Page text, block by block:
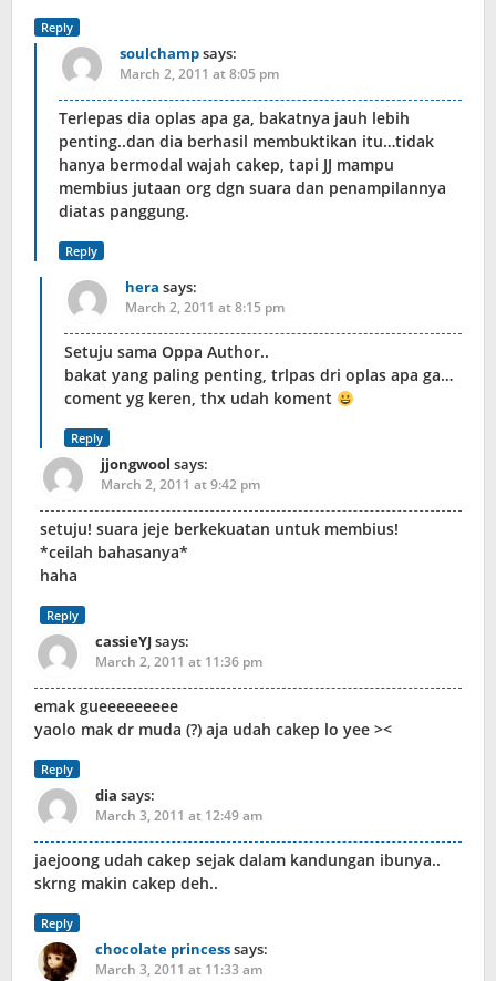
Reply
soulchampsays:
March 2, 2011 at 8:05 pm
Terlepas dia oplas apa ga, bakatnya jauh lebih
penting..dan dia berhasil membuktikan itu…tidak
hanya bermodal wajah cakep, tapi JJ mampu
membius jutaan org dgn suara dan penampilannya
diatas panggung.
Reply
hera says:
March 2, 2011 at 8:15 pm
Setuju sama Oppa Author..
bakat yang paling penting, trlpas dri oplas apa ga…
coment yg keren, thx udah koment
Reply
jjongwool says:
March 2, 2011 at 9:42 pm
setuju! suara jeje berkekuatan untuk membius!
*ceilah bahasanya*
haha
Reply
cassieYJsays:
March 2, 2011 at 11:36 pm
emak gueeeeeeeee
yaolo mak dr muda (?) aja udah cakep lo yee ><
Reply
dia says:
March 3, 2011 at 12:49 am
jaejoong udah cakep sejak dalam kandungan ibunya..
skrng makin cakep deh..
Reply
chocolate princesssays:
March 3, 2011 at 11:33 am